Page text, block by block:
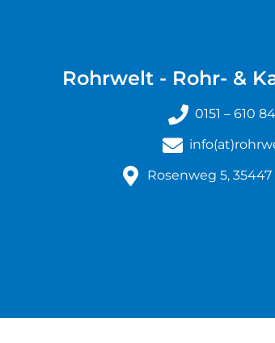
Rohrwelt - Rohr- &
0151 – 610
Rosenweg 5,